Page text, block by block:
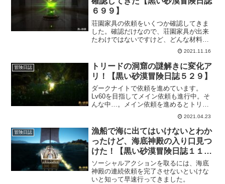
６９９】
荘園家具の依頼をいくつか確認してきま
した。確認だけなので、荘園家具が出来
たわけではないですけど、どんな材料や
知識が必要なのかがわかったので、出来
るところから進めて行こうと思ってま
す。取引所で買えば早そうなものもあり
ますけど、しばらくは採集で頑張ってみ
ます。
2021.11.16
冒険日誌
トリードの洞窟の謎解きに変化ア
リ！【黒い砂漠冒険日誌５２９】
ダークナイトで依頼を進めています。
Lv60を目指してメイン依頼も進行中。そ
んな中…。メイン依頼を進めるとトリー
ドの洞窟に行く事になり、謎解きをする
ことになります。そこでの答えが微妙に
変化しています。ただ、変化とは言って
も大した変化ではないので気軽にどうぞ
です。
2021.04.23
冒険日誌
漁船で海に出てはいけないとわか
ったけど、海底神殿の入り口見つ
けた！【黒い砂漠冒険日誌１１
１】
ソーシャルアクションを取るには、海底
神殿の連続依頼を完了させないといけな
いと知って早速行ってきました。